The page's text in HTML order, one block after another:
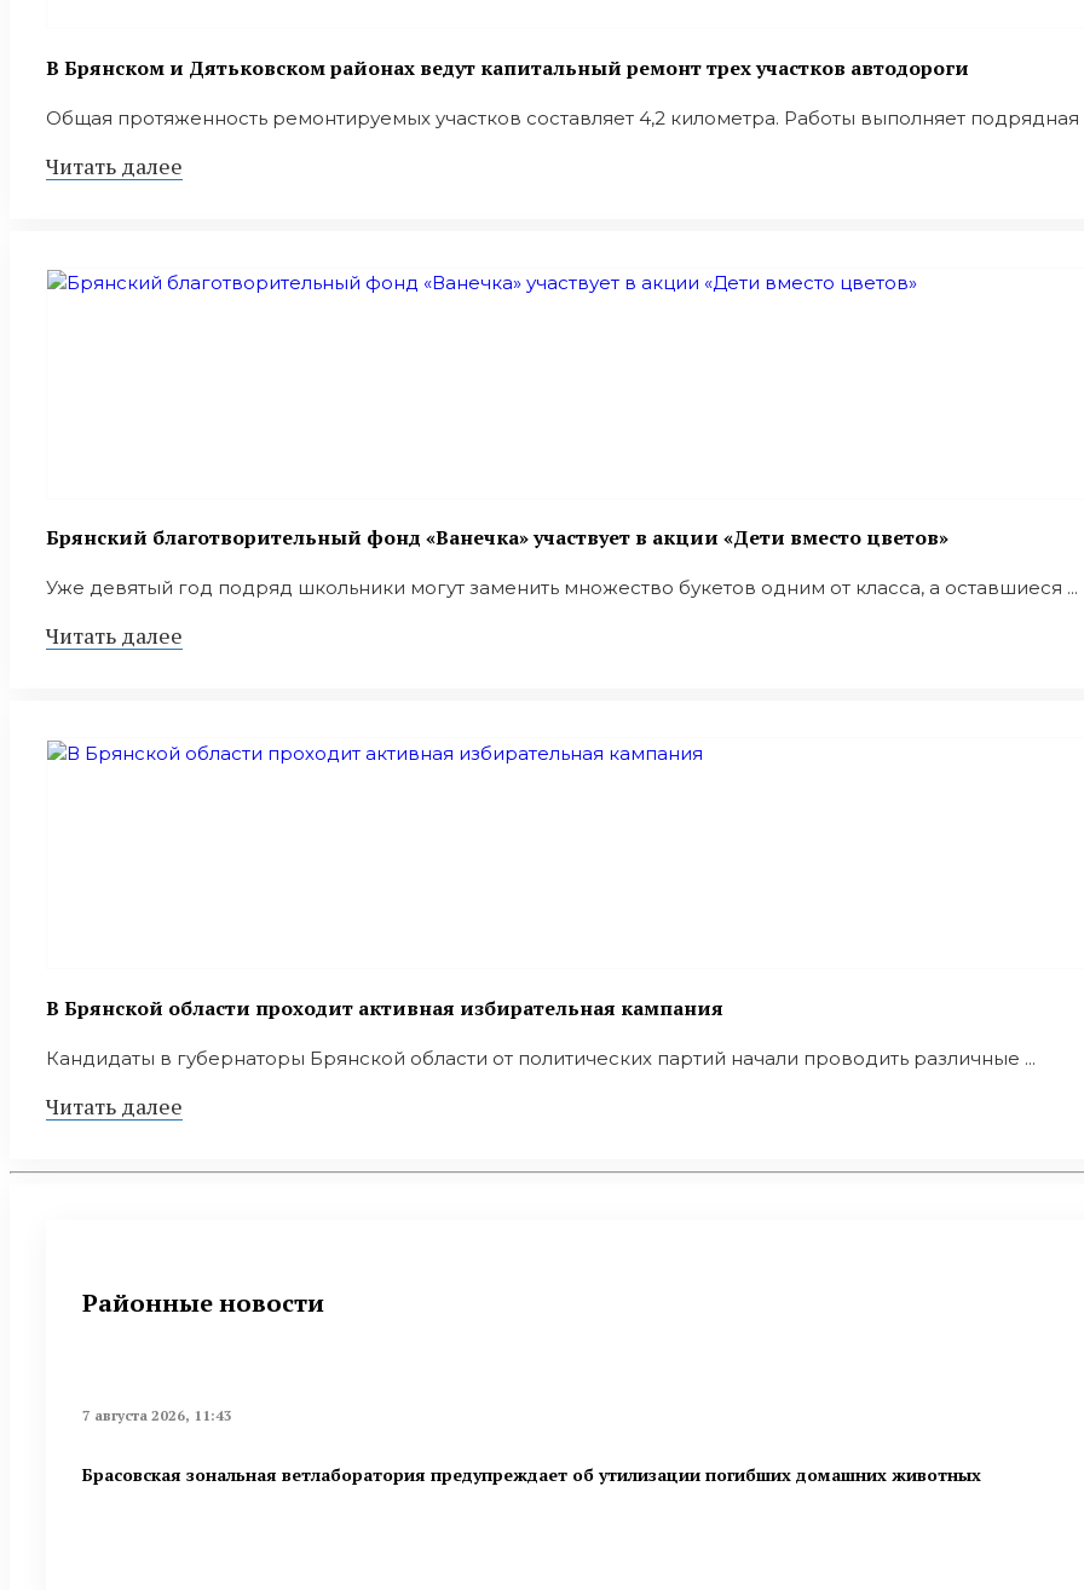
В Брянском и Дятьковском районах ведут капитальный ремонт трех участков автодороги
Общая протяженность ремонтируемых участков составляет 4,2 километра. Работы выполняет подрядная
Читать далее
Брянский благотворительный фонд «Ванечка» участвует в акции «Дети вместо цветов»
Уже девятый год подряд школьники могут заменить множество букетов одним от класса, а оставшиеся ...
Читать далее
В Брянской области проходит активная избирательная кампания
Кандидаты в губернаторы Брянской области от политических партий начали проводить различные ...
Читать далее
Районные новости
7 августа 2026, 11:43
Брасовская зональная ветлаборатория предупреждает об утилизации погибших домашних животных